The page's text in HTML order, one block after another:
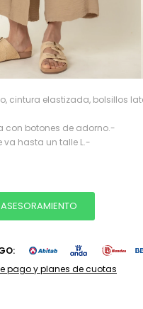
cintura elastizada, bolsillos
con botones de adorno.-
va hasta un talle L.-
pago y planes de cuotas